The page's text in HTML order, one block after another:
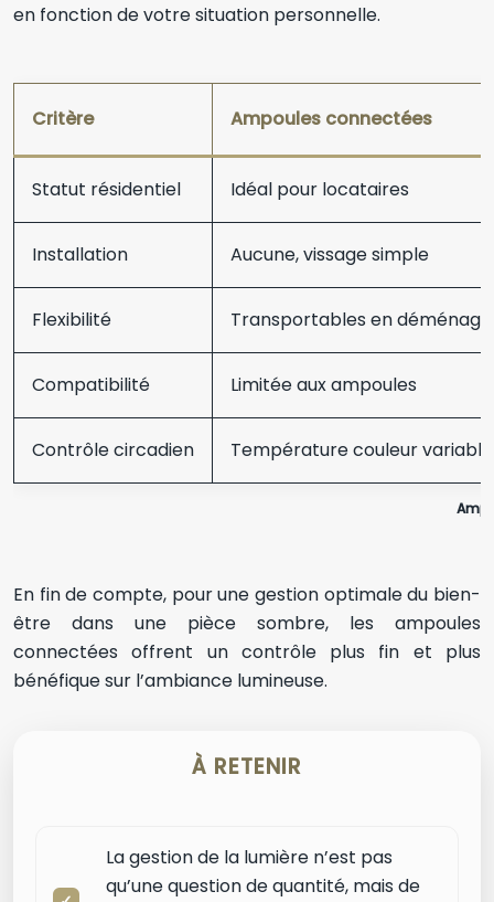
en fonction de votre situation personnelle.
Critère Ampoules connectées
Statut résidentiel Idéal pour locataires
Installation Aucune, vissage simple
Flexibilité Transportables en
Compatibilité Limitée aux ampoules
Contrôle circadien Température couleur variable
En fin de compte, pour une gestion optimale du bien-
être dans une pièce sombre, les ampoules
connectées offrent un contrôle plus fin et plus
bénéfique sur l’ambiance lumineuse.
À RETENIR
La gestion de la lumière n’est pas
qu’une question de quantité, mais de